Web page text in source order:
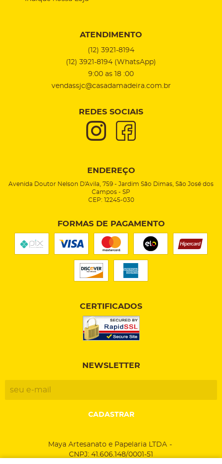
ATENDIMENTO
(12) 3921-8194
(12) 3921-8194 (WhatsApp)
9:00 as 18 :00
vendassjc@casadamadeira.com.br
REDES SOCIAIS
ENDEREÇO
Avenida Doutor Nelson D'Avila, 759 - Jardim São Dimas, São José dos
Campos - SP
CEP: 12245-030
FORMAS DE PAGAMENTO
CERTIFICADOS
NEWSLETTER
CADASTRAR
Maya Artesanato e Papelaria LTDA
CNPJ: 41.606.148/0001-51